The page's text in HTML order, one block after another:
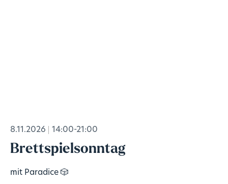
8.11.2026 14:00-21:00
Brettspielsonntag
mit Paradice 🎲